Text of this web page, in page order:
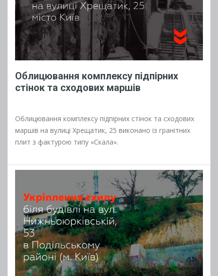
Облицювання комплексу підпірних
стінок та сходових маршів
Облицювання комплексу підпірних стінок та сходових
маршів на вулиці Хрещатик, 25 виконано із гранітних
плит з фактурою типу «Скала».